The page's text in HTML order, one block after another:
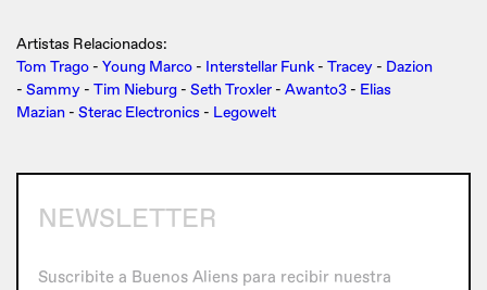
Artistas Relacionados:
Tom Trago - Young Marco - Interstellar Funk - Tracey - Dazion
- Sammy - Tim Nieburg - Seth Troxler - Awanto3 - Elias
Mazian - Sterac Electronics - Legowelt
NEWSLETTER
Suscribite a Buenos Aliens para recibir nuestra